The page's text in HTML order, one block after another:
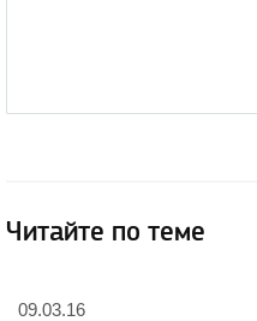
Читайте по теме
09.03.16